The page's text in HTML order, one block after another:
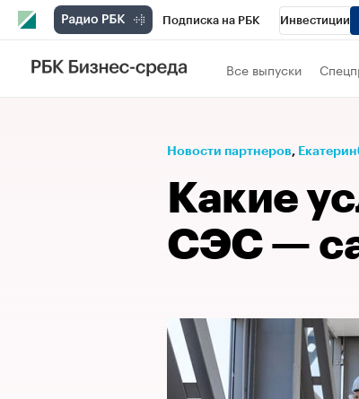
Подписка на РБК Инвестиции
РБК Вино
Проверка контрагентов
Все выпуски
Новости партнеров⁠,
Какие
СЭС —